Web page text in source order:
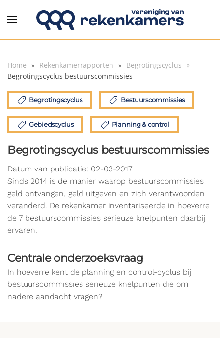
Overslaan en naar de inhoud gaan
Home Rekenkamerrapporten
Begrotingscyclus
Begrotingscyclus bestuurscommissies
Begrotingscyclus Bestuurscommissies
Gebiedscyclus Planning & control
Begrotingscyclus bestuurscommissies
Datum van publicatie: 02-03-2017
Sinds 2014 is de manier waarop bestuurscommissies
geld ontvangen, geld uitgeven en zich verantwoorden
veranderd. De rekenkamer inventariseerde in hoeverre
de 7 bestuurscommissies serieuze knelpunten daarbij
ervaren.
Centrale onderzoeksvraag
In hoeverre kent de planning en control-cyclus bij
bestuurscommissies serieuze knelpunten die om
nadere aandacht vragen?